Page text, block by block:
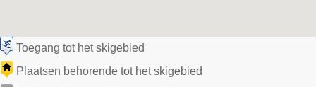
Toegang tot het skigebied
Plaatsen behorende tot het skigebied